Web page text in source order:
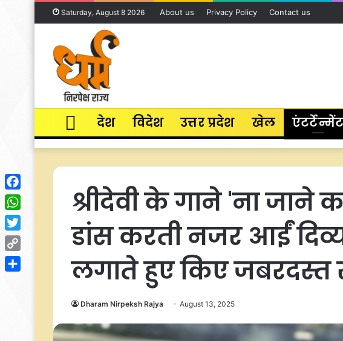
Saturday, August 8 2026 About us Privacy Policy Contact us
Home
देश विदेश उत्तर प्रदेश खेल एंटर्टेन्मेंट
श्रीदेवी के गाने 'ना जाने
डांस करती नजर आईं
लगाते हुए किए जबरदस्त
Dharam Nirpeksh Rajya August 13, 2025
Facebook
WhatsApp
Twitter
Copy
Link